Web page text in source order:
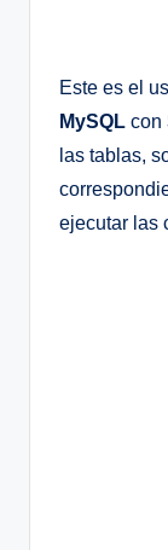
Este es el
MySQL con
las tablas,
ejecutar las